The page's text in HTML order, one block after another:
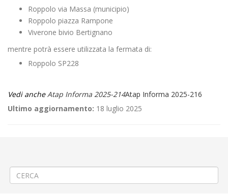
Roppolo via Massa (municipio)
Roppolo piazza Rampone
Viverone bivio Bertignano
mentre potrà essere utilizzata la fermata di:
Roppolo SP228
Vedi ancheAtap Informa 2025-214Atap Informa 2025-216
Ultimo aggiornamento: 18 luglio 2025